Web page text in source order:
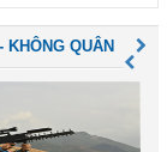
KHÔNG QUÂN